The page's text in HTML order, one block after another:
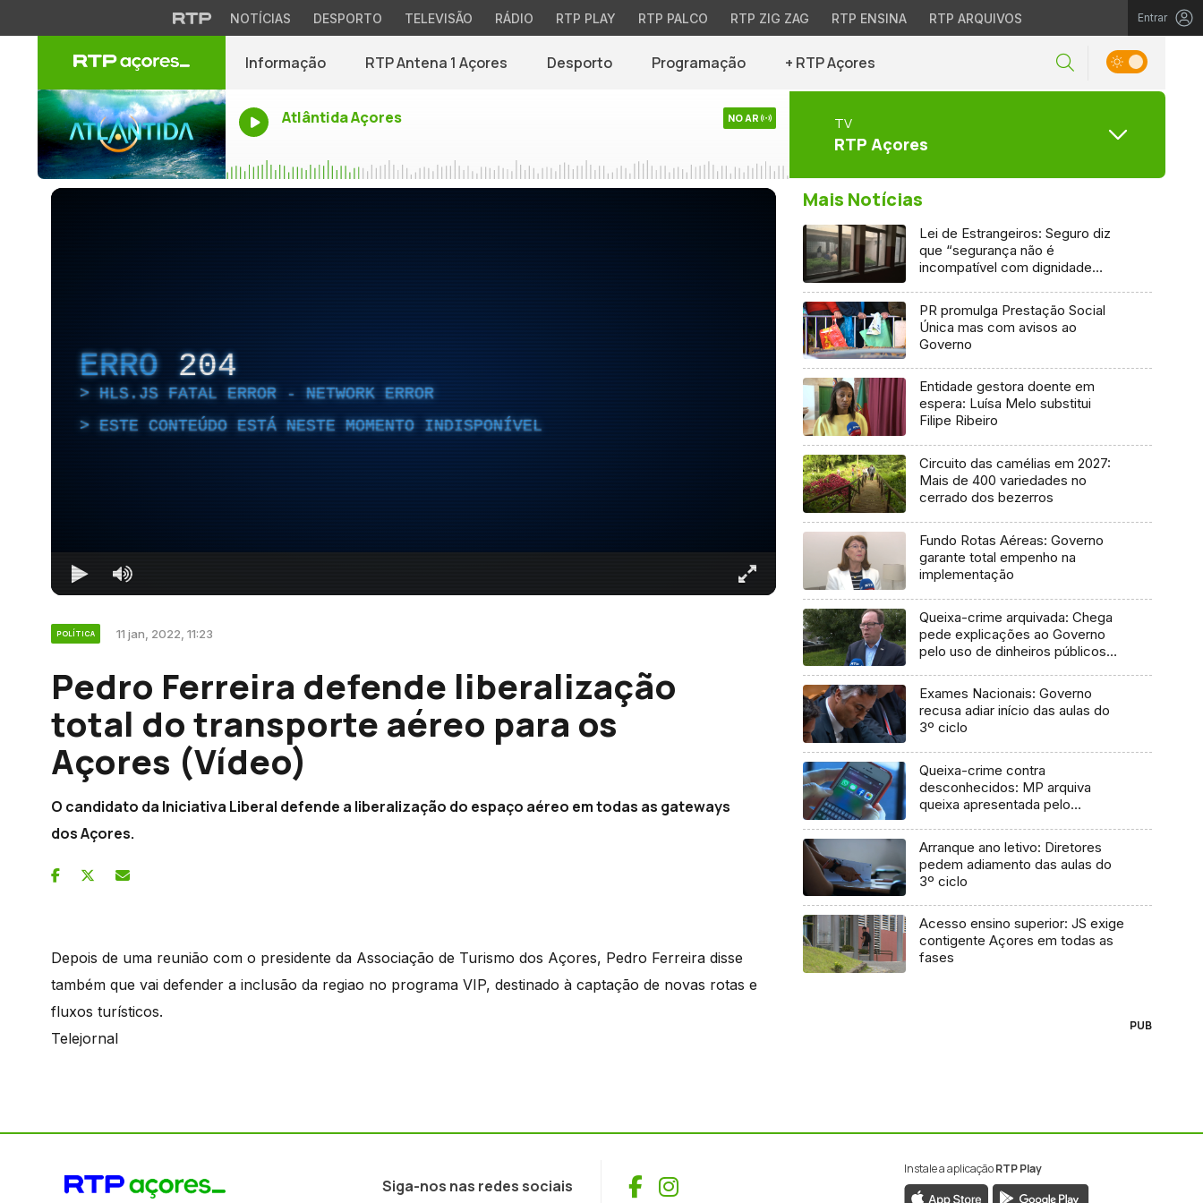
NOTÍCIAS DESPORTO TELEVISÃO RÁDIO RTP PLAY RTP PALCO RTP ZIG ZAG RTP ENSINA RTP ARQUIVOS Entrar
Informação RTP Antena 1 Açores Desporto Programação + RTP Açores
Atlântida Açores NO AR TV
RTP Açores
ERRO 204
HLS.JS FATAL ERROR - NETWORK ERROR
ESTE CONTEÚDO ESTÁ NESTE MOMENTO INDISPONÍVEL
POLÍTICA 11 jan, 2022, 11:23
Pedro Ferreira defende liberalização
total do transporte aéreo para os
Açores (Vídeo)
O candidato da Iniciativa Liberal defende a liberalização do espaço aéreo em todas as gateways
dos Açores.
Depois de uma reunião com o presidente da Associação de Turismo dos Açores, Pedro Ferreira disse
também que vai defender a inclusão da regiao no programa VIP, destinado à captação de novas rotas e
fluxos turísticos.
Telejornal
Mais Notícias
Lei de Estrangeiros: Seguro diz
que “segurança não é
incompatível com dignidade
PR promulga Prestação Social
Única mas com avisos ao
Governo
Entidade gestora doente em
espera: Luísa Melo substitui
Filipe Ribeiro
Circuito das camélias em 2027:
Mais de 400 variedades no
cerrado dos bezerros
Fundo Rotas Aéreas: Governo
garante total empenho na
implementação
Queixa-crime arquivada: Chega
pede explicações ao Governo
pelo uso de dinheiros públicos
Exames Nacionais: Governo
recusa adiar início das aulas do
3º ciclo
Queixa-crime contra
desconhecidos: MP arquiva
queixa apresentada pelo
Arranque ano letivo: Diretores
pedem adiamento das aulas do
3º ciclo
Acesso ensino superior: JS exige
contigente Açores em todas as
fases
PUB
Siga-nos nas redes sociais Facebook
Instagram
Instale a aplicaçãoRTP Play